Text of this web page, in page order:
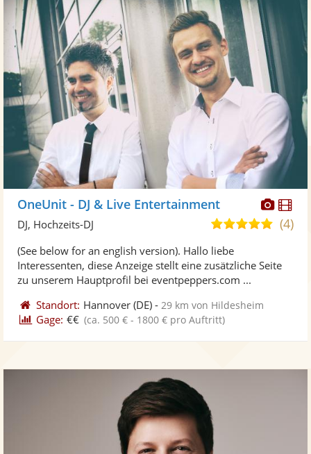
OneUnit - DJ & Live Entertainment
5,0(4)
DJ, Hochzeits-DJ
(See below for an english version). Hallo liebe
Interessenten, diese Anzeige stellt eine zusätzliche Seite
zu unserem Hauptprofil bei eventpeppers.com ...
Standort: Hannover (DE) - 29 km von Hildesheim
Gage: €€ (ca. 500 € - 1800 € pro Auftritt)